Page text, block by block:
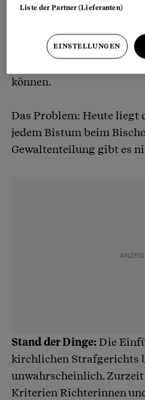
Dieses Gericht sollte –
weltlichen Gericht –
fehlbaren Priester ein
können.
Das Problem: Heute liegt
jedem Bistum beim
Gewaltenteilung gibt es
Stand der Dinge:Die
kirchlichen Strafgerichts
unwahrscheinlich.
Kriterien Richterinnen
Liste der Partner (Lieferanten)
EINSTELLUNGEN